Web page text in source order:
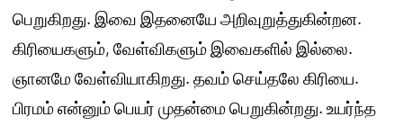
பெறுகிறது. இவை இதனையே அறிவுறுத்துகின்றன.
கிரியைகளும், வேள்விகளும் இவைகளில் இல்லை.
ஞானமே வேள்வியாகிறது. தவம் செய்தலே கிரியை.
பிரமம் என்னும் பெயர் முதன்மை பெறுகின்றது. உயர்ந்த